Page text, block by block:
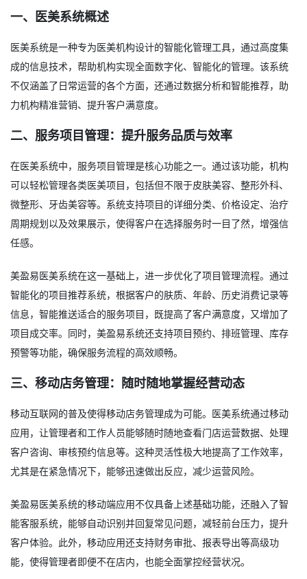
一、医美系统概述
医美系统是一种专为医美机构设计的智能化管理工具，通过高度集
成的信息技术，帮助机构实现全面数字化、智能化的管理。该系统
不仅涵盖了日常运营的各个方面，还通过数据分析和智能推荐，助
力机构精准营销、提升客户满意度。
二、服务项目管理：提升服务品质与效率
在医美系统中，服务项目管理是核心功能之一。通过该功能，机构
可以轻松管理各类医美项目，包括但不限于皮肤美容、整形外科、
微整形、牙齿美容等。系统支持项目的详细分类、价格设定、治疗
周期规划以及效果展示，使得客户在选择服务时一目了然，增强信
任感。
美盈易医美系统在这一基础上，进一步优化了项目管理流程。通过
智能化的项目推荐系统，根据客户的肤质、年龄、历史消费记录等
信息，智能推送适合的服务项目，既提高了客户满意度，又增加了
项目成交率。同时，美盈易系统还支持项目预约、排班管理、库存
预警等功能，确保服务流程的高效顺畅。
三、移动店务管理：随时随地掌握经营动态
移动互联网的普及使得移动店务管理成为可能。医美系统通过移动
应用，让管理者和工作人员能够随时随地查看门店运营数据、处理
客户咨询、审核预约信息等。这种灵活性极大地提高了工作效率，
尤其是在紧急情况下，能够迅速做出反应，减少运营风险。
美盈易医美系统的移动端应用不仅具备上述基础功能，还融入了智
能客服系统，能够自动识别并回复常见问题，减轻前台压力，提升
客户体验。此外，移动应用还支持财务审批、报表导出等高级功
能，使得管理者即便不在店内，也能全面掌控经营状况。